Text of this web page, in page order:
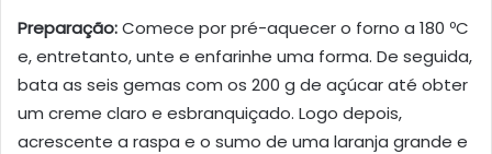
Preparação:Comece por pré-aquecer o forno a 180 ºC
e, entretanto, unte e enfarinhe uma forma. De seguida,
bata as seis gemas com os 200 g de açúcar até obter
um creme claro e esbranquiçado. Logo depois,
acrescente a raspa e o sumo de uma laranja grande e